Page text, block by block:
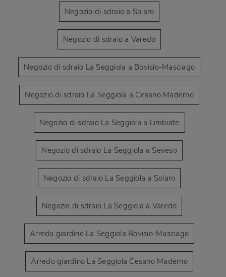
Negozio di sdraio a Solaro
Negozio di sdraio a Varedo
Negozio di sdraio La Seggiola a Bovisio-Masciago
Negozio di sdraio La Seggiola a Cesano Maderno
Negozio di sdraio La Seggiola a Limbiate
Negozio di sdraio La Seggiola a Seveso
Negozio di sdraio La Seggiola a Solaro
Negozio di sdraio La Seggiola a Varedo
Arredo giardino La Seggiola Bovisio-Masciago
Arredo giardino La Seggiola Cesano Maderno